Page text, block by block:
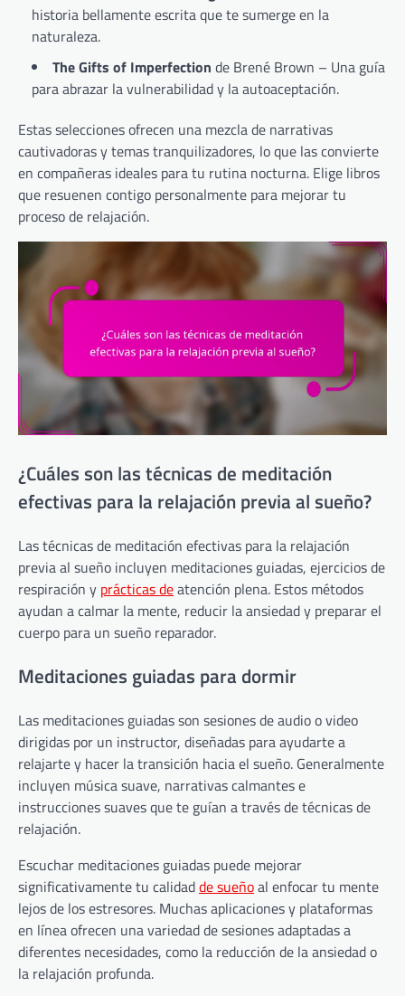
historia bellamente escrita que te sumerge en la
naturaleza.
The Gifts of Imperfection de Brené Brown – Una guía
para abrazar la vulnerabilidad y la autoaceptación.
Estas selecciones ofrecen una mezcla de narrativas
cautivadoras y temas tranquilizadores, lo que las convierte
en compañeras ideales para tu rutina nocturna. Elige libros
que resuenen contigo personalmente para mejorar tu
proceso de relajación.
¿Cuáles son las técnicas de meditación
efectivas para la relajación previa al sueño?
Las técnicas de meditación efectivas para la relajación
previa al sueño incluyen meditaciones guiadas, ejercicios de
respiración y prácticas deatención plena. Estos métodos
ayudan a calmar la mente, reducir la ansiedad y preparar el
cuerpo para un sueño reparador.
Meditaciones guiadas para dormir
Las meditaciones guiadas son sesiones de audio o video
dirigidas por un instructor, diseñadas para ayudarte a
relajarte y hacer la transición hacia el sueño. Generalmente
incluyen música suave, narrativas calmantes e
instrucciones suaves que te guían a través de técnicas de
relajación.
Escuchar meditaciones guiadas puede mejorar
significativamente tu calidadde sueñoal enfocar tu mente
lejos de los estresores. Muchas aplicaciones y plataformas
en línea ofrecen una variedad de sesiones adaptadas a
diferentes necesidades, como la reducción de la ansiedad o
la relajación profunda.